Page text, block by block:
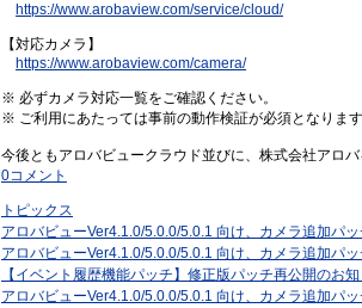
https://www.arobaview.com/service/cloud/
【対応カメラ】
https://www.arobaview.com/camera/
※ 必ずカメラ対応一覧をご確認ください。
※ ご利用にあたっては事前の動作検証が必須となります
今後ともアロバビュークラウド並びに、株式会社アロバ
0コメント
トピックス
アロバビューVer4.1.0/5.0.0/5.0.1 向け、カメラ追加パ
アロバビューVer4.1.0/5.0.0/5.0.1 向け、カメラ追加パ
【イベント履歴機能パッチ】修正版パッチ再公開のお
アロバビューVer4.1.0/5.0.0/5.0.1 向け、カメラ追加パ